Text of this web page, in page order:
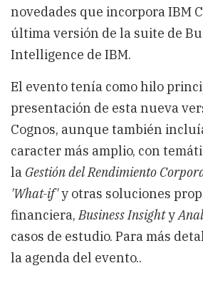
novedades que incorpora IBM
última versión de la suite de
Intelligence de IBM.
El evento tenía como hilo
presentación de esta nueva
Cognos, aunque también
caracter más amplio, con
la Gestión del Rendimiento
'What-if'y otras soluciones
financiera,Business Insighty
casos de estudio. Para más
la agenda del evento..